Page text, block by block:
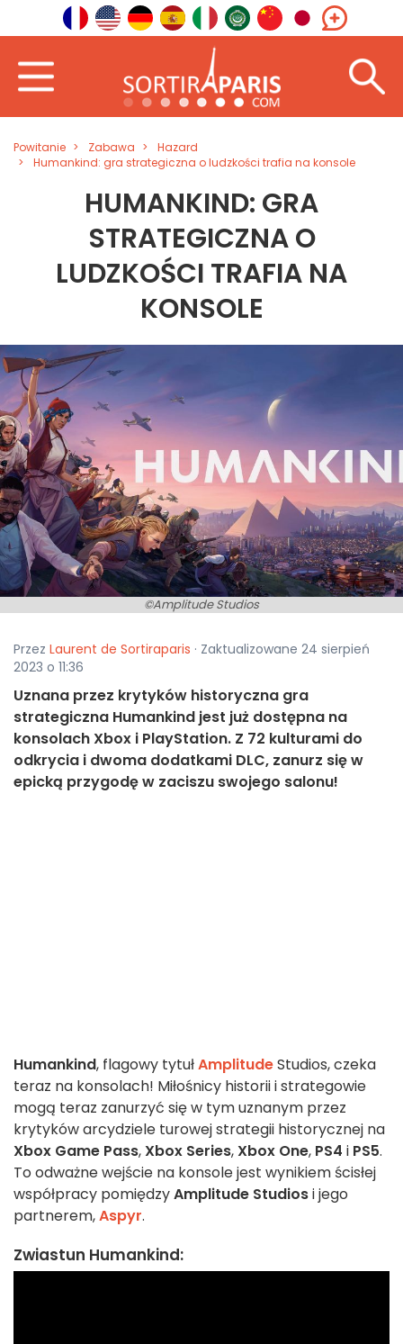
Powitanie Zabawa
Hazard
Humankind: gra strategiczna o ludzkości trafia na konsole
HUMANKIND: GRA
STRATEGICZNA O
LUDZKOŚCI TRAFIA NA
KONSOLE
©Amplitude Studios
Przez Laurent de Sortiraparis · Zaktualizowane 24 sierpień
2023 o 11:36
Uznana przez krytyków historyczna gra
strategiczna Humankind jest już dostępna na
konsolach Xbox i PlayStation. Z 72 kulturami do
odkrycia i dwoma dodatkami DLC, zanurz się w
epicką przygodę w zaciszu swojego salonu!
Humankind, flagowy tytułAmplitudeStudios, czeka
teraz na konsolach! Miłośnicy historii i strategowie
mogą teraz zanurzyć się w tym uznanym przez
krytyków arcydziele turowej strategii historycznej na
Xbox Game Pass,Xbox Series,Xbox One, PS4 i PS5.
To odważne wejście na konsole jest wynikiem ścisłej
współpracy pomiędzyAmplitude Studiosi jego
partnerem,Aspyr.
Zwiastun Humankind: